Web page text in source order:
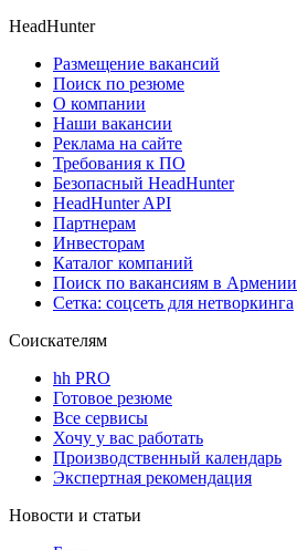
HeadHunter
Размещение вакансий
Поиск по резюме
О компании
Наши вакансии
Реклама на сайте
Требования к ПО
Безопасный HeadHunter
HeadHunter API
Партнерам
Инвесторам
Каталог компаний
Поиск по вакансиям в Армении
Сетка: соцсеть для нетворкинга
Соискателям
hh PRO
Готовое резюме
Все сервисы
Хочу у вас работать
Производственный календарь
Экспертная рекомендация
Новости и статьи